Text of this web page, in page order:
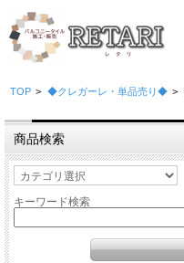
TOP > ◆クレガーレ・単品売り◆ >
商品検索
キーワード検索